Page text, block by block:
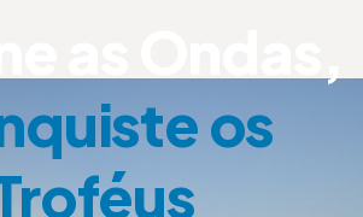
os